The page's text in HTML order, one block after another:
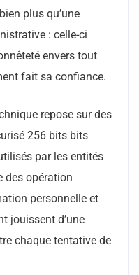
plus qu’une
: celle-ci
envers tout
fait sa confiance.
repose sur des
256 bits bits
par les entités
des opération
personnelle et
jouissent d’une
chaque tentative de